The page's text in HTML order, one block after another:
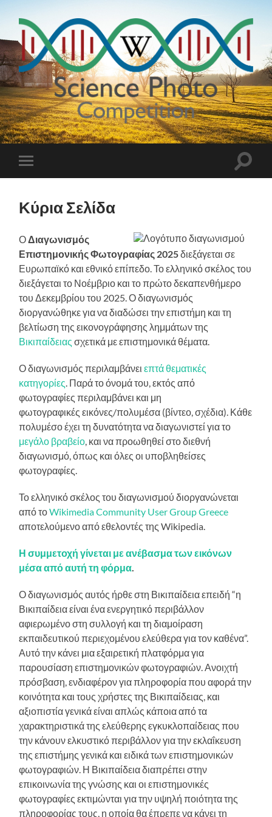
Science
Photo
Competition
Εναλλαγή
του
για
κινητά
Κύρια Σελίδα
ΟΔιαγωνισμός
Επιστημονικής Φωτογραφίας 2025διεξάγεται σε
Ευρωπαϊκό και εθνικό επίπεδο. Το ελληνικό σκέλος του
διεξάγεται το Νοέμβριο και το πρώτο δεκαπενθήμερο
του Δεκεμβρίου του 2025. Ο διαγωνισμός
διοργανώθηκε για να διαδώσει την επιστήμη και τη
βελτίωση της εικονογράφησης λημμάτων της
Βικιπαίδειαςσχετικά με επιστημονικά θέματα.
Ο διαγωνισμός περιλαμβάνειεπτά θεματικές
κατηγορίες. Παρά το όνομά του, εκτός από
φωτογραφίες περιλαμβάνει και μη
φωτογραφικές εικόνες/πολυμέσα (βίντεο, σχέδια). Κάθε
πολυμέσο έχει τη δυνατότητα να διαγωνιστεί για το
μεγάλο βραβείο, και να προωθηθεί στο διεθνή
διαγωνισμό, όπως και όλες οι υποβληθείσες
φωτογραφίες.
Το ελληνικό σκέλος του διαγωνισμού διοργανώνεται
από τοWikimedia Community User Group Greece
αποτελούμενο από εθελοντές της Wikipedia.
Η συμμετοχή γίνεται με ανέβασμα των εικόνων
μέσα από αυτή τη φόρμα.
Ο διαγωνισμός αυτός ήρθε στη Βικιπαίδεια επειδή “η
Βικιπαίδεια είναι ένα ενεργητικό περιβάλλον
αφιερωμένο στη συλλογή και τη διαμοίραση
εκπαιδευτικού περιεχομένου ελεύθερα για τον καθένα”.
Αυτό την κάνει μια εξαιρετική πλατφόρμα για
παρουσίαση επιστημονικών φωτογραφιών. Ανοιχτή
πρόσβαση, ενδιαφέρον για πληροφορία που αφορά την
κοινότητα και τους χρήστες της Βικιπαίδειας, και
αξιοπιστία γενικά είναι απλώς κάποια από τα
χαρακτηριστικά της ελεύθερης εγκυκλοπαίδειας που
την κάνουν ελκυστικό περιβάλλον για την εκλαΐκευση
της επιστήμης γενικά και ειδικά των επιστημονικών
φωτογραφιών. Η Βικιπαίδεια διαπρέπει στην
επικοινωνία της γνώσης και οι επιστημονικές
φωτογραφίες εκτιμώνται για την υψηλή ποιότητα της
πληροφορίας τους, η οποία θα έπρεπε να κάνει τη